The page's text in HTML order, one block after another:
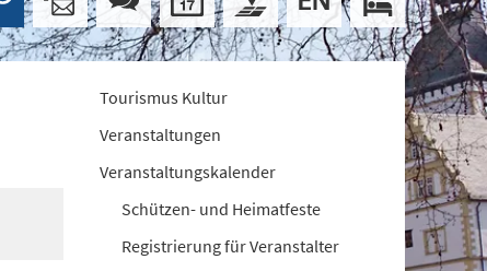
Tourismus Kultur
Veranstaltungen
Veranstaltungskalender
Schützen- und Heimatfeste
Registrierung für Veranstalter